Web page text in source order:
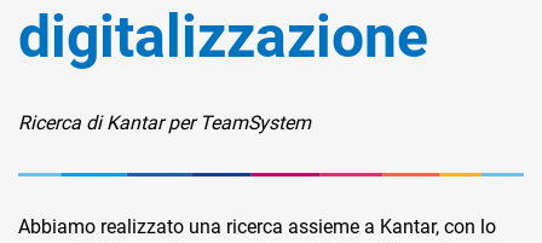
Ecommerce
Email Marketing
Fatturazione
digitalizzazione
Ricerca di Kantar per TeamSystem
Abbiamo realizzato una ricerca assieme a Kantar, con lo